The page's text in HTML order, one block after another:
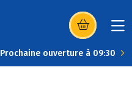
(s’ouvre dans
Prochaine ouverture à 09:30